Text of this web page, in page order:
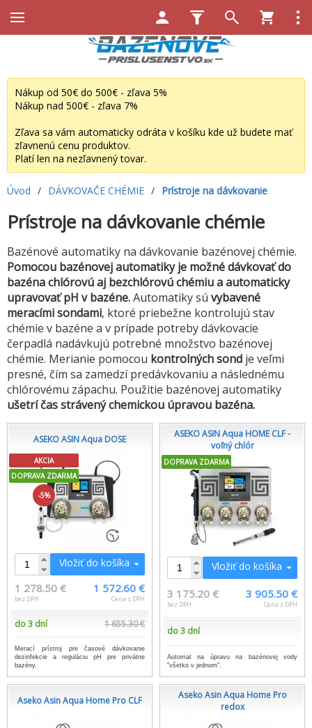
Nákup od 50€ do 500€ - zľava 5%
Nákup nad 500€ - zľava 7%
Zľava sa vám automaticky odráta v košíku kde už budete mať
zľavnenú cenu produktov.
Platí len na nezľavnený tovar.
Úvod / DÁVKOVAČE CHÉMIE / Prístroje na dávkovanie
Prístroje na dávkovanie chémie
Bazénové automatiky na dávkovanie bazénovej chémie.
Pomocou bazénovej automatiky je možné dávkovať do
bazéna chlórovú aj bezchlórovú chémiu a automaticky
upravovať pH v bazéne.Automatiky sú vybavené
meracími sondami, ktoré priebežne kontrolujú stav
chémie v bazéne a v prípade potreby dávkovacie
čerpadlá nadávkujú potrebné množstvo bazénovej
chémie. Merianie pomocou kontrolných sond je veľmi
presné, čím sa zamedzí predávkovaniu a následnému
chlórovému zápachu. Použitie bazénovej automatiky
ušetrí čas strávený chemickou úpravou bazéna.
ASEKO ASIN Aqua DOSE
AKCIA
DOPRAVA ZDARMA
-5%
Vložiť do košíka
1 278.50 €
bez DPH
1 572.60 €
Cena s DPH
do 3 dní 1 655.30 €
Merací prístroj pre časové dávkovanie
dezinfekcie a reguláciu pH pre privátne
bazény.
ASEKO ASIN Aqua HOME CLF -
voľný chlór
DOPRAVA ZDARMA
Vložiť do košíka
3 175.20 €
bez DPH
3 905.50 €
Cena s DPH
do 3 dní
Automat na úpravu na bazénovej vody
"všetko v jednom".
Aseko Asin Aqua Home Pro CLF
Aseko Asin Aqua Home Pro
redox